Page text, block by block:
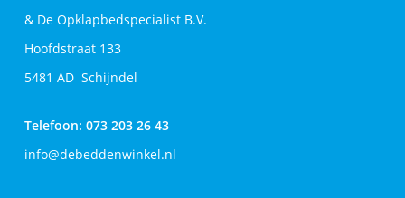
& De Opklapbedspecialist B.V.
Hoofdstraat 133
5481 AD Schijndel
Telefoon: 073 203 26 43
info@debeddenwinkel.nl